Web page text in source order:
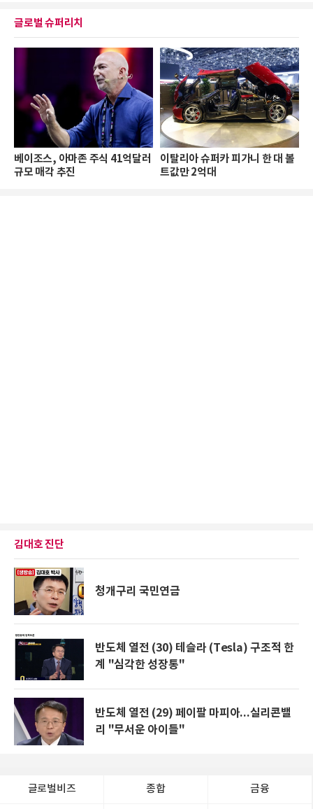
글로벌 슈퍼리치
베이조스, 아마존 주식 41억달러
규모 매각 추진
이탈리아 슈퍼카 피가니 한 대 볼
트값만 2억대
김대호 진단
청개구리 국민연금
반도체 열전 (30) 테슬라 (Tesla) 구조적 한
계 "심각한 성장통"
반도체 열전 (29) 페이팔 마피아...실리콘밸
리 "무서운 아이들"
글로벌비즈 종합 금융